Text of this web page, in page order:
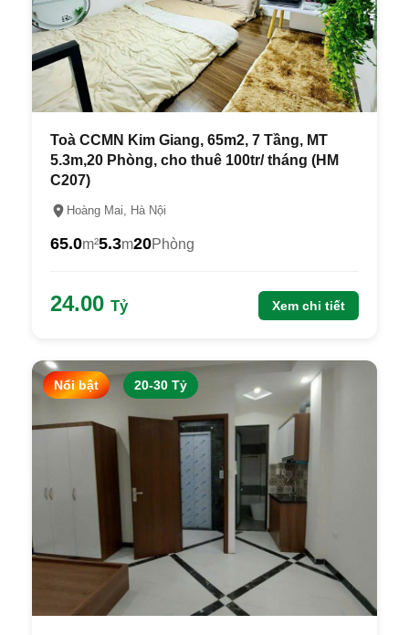
Toà CCMN Kim Giang, 65m2, 7 Tầng, MT
5.3m,20 Phòng, cho thuê 100tr/ tháng (HM
C207)
Hoàng Mai, Hà Nội
65.0m²5.3m20Phòng
24.00 Tỷ Xem chi tiết
Nổi bật 20-30 Tỷ